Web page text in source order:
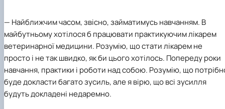
— Найближчим часом, звісно, займатимусь навчанням. В
майбутньому хотілося б працювати практикуючим лікарем
ветеринарної медицини. Розумію, що стати лікарем не
просто і не так швидко, як би цього хотілось. Попереду роки
навчання, практики і роботи над собою. Розумію, що
буде докласти багато зусиль, але я вірю, що всі зусилля
будуть докладені недаремно.